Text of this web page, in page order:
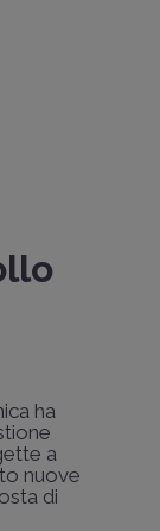
ha
a
nuove
di